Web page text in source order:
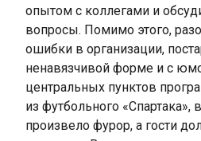
опытом с коллегами и
вопросы. Помимо этого,
ошибки в организации,
ненавязчивой форме и с
центральных пунктов
из футбольного
произвело фурор, а гости